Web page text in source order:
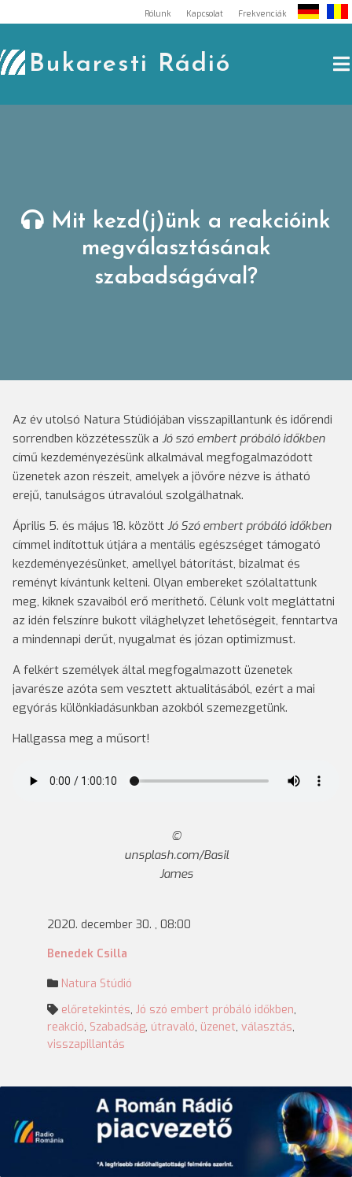
to
content
Rólunk Kapcsolat Frekvenciák
Bukaresti Rádió
Mit kezd(j)ünk a reakcióink
megválasztásának
szabadságával?
Az év utolsó Natura Stúdiójában visszapillantunk és időrendi
sorrendben közzétesszük a Jó szó embert próbáló időkben
című kezdeményezésünk alkalmával megfogalmazódott
üzenetek azon részeit, amelyek a jövőre nézve is átható
erejű, tanulságos útravalóul szolgálhatnak.
Április 5. és május 18. között Jó Szó embert próbáló időkben
címmel indítottuk útjára a mentális egészséget támogató
kezdeményezésünket, amellyel bátorítást, bizalmat és
reményt kívántunk kelteni. Olyan embereket szólaltattunk
meg, kiknek szavaiból erő meríthető. Célunk volt megláttatni
az idén felszínre bukott világhelyzet lehetőségeit, fenntartva
a mindennapi derűt, nyugalmat és józan optimizmust.
A felkért személyek által megfogalmazott üzenetek
javarésze azóta sem vesztett aktualitásából, ezért a mai
egyórás különkiadásunkban azokból szemezgetünk.
Hallgassa meg a műsort!
unsplash.com/Basil
James
2020. december 30. , 08:00
Benedek Csilla
Natura Stúdió
előretekintés, Jó szó embert próbáló időkben,
reakció, Szabadság, útravaló, üzenet, választás,
visszapillantás